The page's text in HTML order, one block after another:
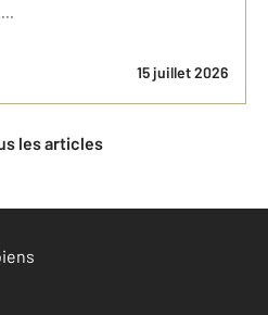
15 juillet 2026
les articles